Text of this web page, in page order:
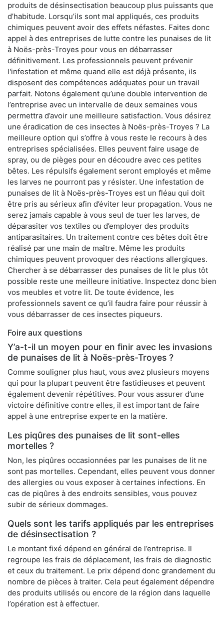
produits de désinsectisation beaucoup plus puissants que
d’habitude. Lorsqu’ils sont mal appliqués, ces produits
chimiques peuvent avoir des effets néfastes. Faites donc
appel à des entreprises de lutte contre les punaises de lit
à Noës-près-Troyes pour vous en débarrasser
définitivement. Les professionnels peuvent prévenir
l'infestation et même quand elle est déjà présente, ils
disposent des compétences adéquates pour un travail
parfait. Notons également qu’une double intervention de
l’entreprise avec un intervalle de deux semaines vous
permettra d’avoir une meilleure satisfaction. Vous désirez
une éradication de ces insectes à Noës-près-Troyes ? La
meilleure option qui s’offre à vous reste le recours à des
entreprises spécialisées. Elles peuvent faire usage de
spray, ou de pièges pour en découdre avec ces petites
bêtes. Les répulsifs également seront employés et même
les larves ne pourront pas y résister. Une infestation de
punaises de lit à Noës-près-Troyes est un fléau qui doit
être pris au sérieux afin d’éviter leur propagation. Vous ne
serez jamais capable à vous seul de tuer les larves, de
déparasiter vos textiles ou d’employer des produits
antiparasitaires. Un traitement contre ces bêtes doit être
réalisé par une main de maître. Même les produits
chimiques peuvent provoquer des réactions allergiques.
Chercher à se débarrasser des punaises de lit le plus tôt
possible reste une meilleure initiative. Inspectez donc bien
vos meubles et votre lit. De toute évidence, les
professionnels savent ce qu’il faudra faire pour réussir à
vous débarrasser de ces insectes piqueurs.
Foire aux questions
Y’a-t-il un moyen pour en finir avec les invasions
de punaises de lit à Noës-près-Troyes ?
Comme souligner plus haut, vous avez plusieurs moyens
qui pour la plupart peuvent être fastidieuses et peuvent
également devenir répétitives. Pour vous assurer d’une
victoire définitive contre elles, il est important de faire
appel à une entreprise experte en la matière.
Les piqûres des punaises de lit sont-elles
mortelles ?
Non, les piqûres occasionnées par les punaises de lit ne
sont pas mortelles. Cependant, elles peuvent vous donner
des allergies ou vous exposer à certaines infections. En
cas de piqûres à des endroits sensibles, vous pouvez
subir de sérieux dommages.
Quels sont les tarifs appliqués par les entreprises
de désinsectisation ?
Le montant fixé dépend en général de l’entreprise. Il
regroupe les frais de déplacement, les frais de diagnostic
et ceux du traitement. Le prix dépend donc grandement du
nombre de pièces à traiter. Cela peut également dépendre
des produits utilisés ou encore de la région dans laquelle
l’opération est à effectuer.